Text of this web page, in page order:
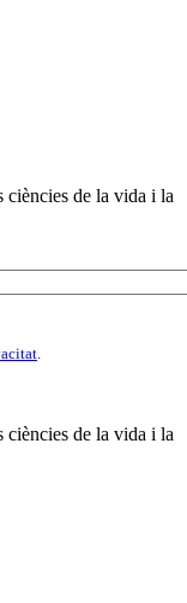
ciències de la vida i la
.
ciències de la vida i la